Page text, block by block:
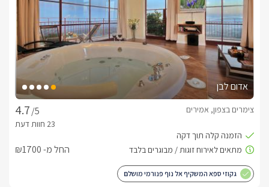
אדום לבן
/5
צימרים בצפון, אמירים
החל מ- ₪1700
גקוזי ספא המשקיף אל נוף פנורמי מושלם